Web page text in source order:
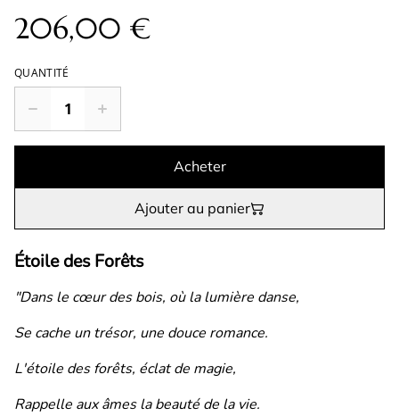
206,00 €
QUANTITÉ
Acheter
Ajouter au panier
Étoile des Forêts
"Dans le cœur des bois, où la lumière danse,
Se cache un trésor, une douce romance.
L'étoile des forêts, éclat de magie,
Rappelle aux âmes la beauté de la vie.